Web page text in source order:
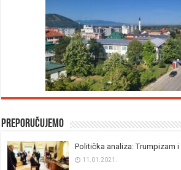
Preporučujemo
Politička analiza: Trumpizam i
11.01.2021.